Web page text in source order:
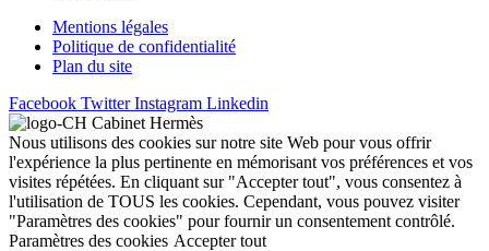
Mentions légales
Politique de confidentialité
Plan du site
Facebook Twitter Instagram Linkedin
Nous utilisons des cookies sur notre site Web pour vous offrir
l'expérience la plus pertinente en mémorisant vos préférences et vos
visites répétées. En cliquant sur "Accepter tout", vous consentez à
l'utilisation de TOUS les cookies. Cependant, vous pouvez visiter
"Paramètres des cookies" pour fournir un consentement contrôlé.
Paramètres des cookies Accepter tout